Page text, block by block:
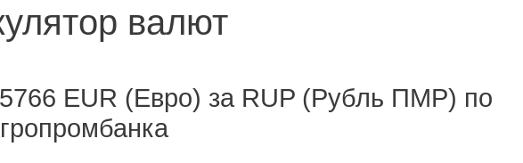
валют
EUR (Евро) за RUP (Рубль ПМР) по